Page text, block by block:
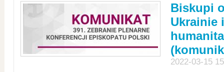
Biskupi
Ukrainie
2022-03-15